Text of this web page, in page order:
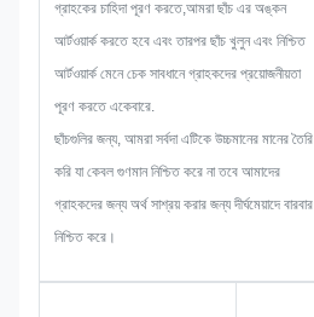
গ্রাহকের চাহিদা পূরণ করতে,আমরা ছাঁচ এর অঙ্কন
আর্টওয়ার্ক করতে হবে এবং তারপর ছাঁচ খুলুন এবং নিশ্চিত
আর্টওয়ার্ক মেনে চেক সাবধানে গ্রাহকদের প্রয়োজনীয়তা
পূরণ করতে একেবারে.
ছাঁচগুলির জন্য, আমরা সর্বদা এটিকে উচ্চমানের মানের তৈরি
করি যা কেবল গুণমান নিশ্চিত করে না তবে আমাদের
গ্রাহকদের জন্য অর্থ সাশ্রয় করার জন্য দীর্ঘমেয়াদে বারবার
নিশ্চিত করে।